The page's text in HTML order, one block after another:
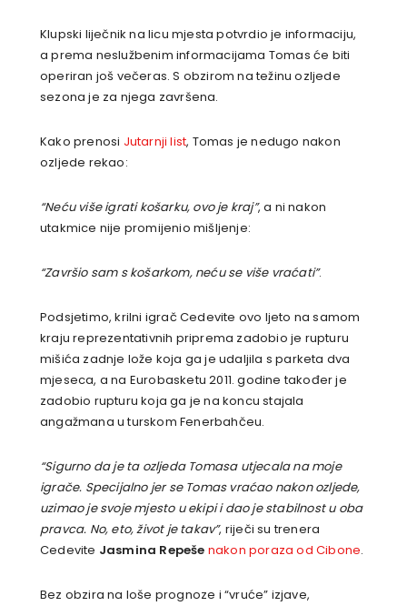
Klupski liječnik na licu mjesta potvrdio je informaciju,
a prema neslužbenim informacijama Tomas će biti
operiran još večeras. S obzirom na težinu ozljede
sezona je za njega završena.
Kako prenosi Jutarnji list, Tomas je nedugo nakon
ozljede rekao:
“Neću više igrati košarku, ovo je kraj”, a ni nakon
utakmice nije promijenio mišljenje:
“Završio sam s košarkom, neću se više vraćati”.
Podsjetimo, krilni igrač Cedevite ovo ljeto na samom
kraju reprezentativnih priprema zadobio je rupturu
mišića zadnje lože koja ga je udaljila s parketa dva
mjeseca, a na Eurobasketu 2011. godine također je
zadobio rupturu koja ga je na koncu stajala
angažmana u turskom Fenerbahčeu.
“Sigurno da je ta ozljeda Tomasa utjecala na moje
igrače. Specijalno jer se Tomas vraćao nakon ozljede,
uzimao je svoje mjesto u ekipi i dao je stabilnost u oba
pravca. No, eto, život je takav”, riječi su trenera
Cedevite Jasmina Repeše nakon poraza od Cibone.
Bez obzira na loše prognoze i “vruće” izjave,